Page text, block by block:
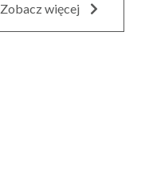
Zobacz więcej